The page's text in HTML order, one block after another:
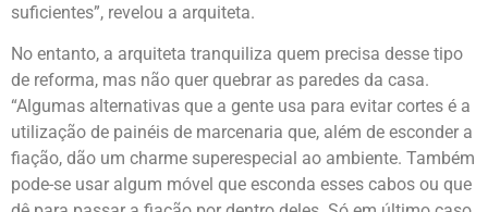
suficientes”, revelou a arquiteta.
No entanto, a arquiteta tranquiliza quem precisa desse tipo
de reforma, mas não quer quebrar as paredes da casa.
“Algumas alternativas que a gente usa para evitar cortes é a
utilização de painéis de marcenaria que, além de esconder a
fiação, dão um charme superespecial ao ambiente. Também
pode-se usar algum móvel que esconda esses cabos ou que